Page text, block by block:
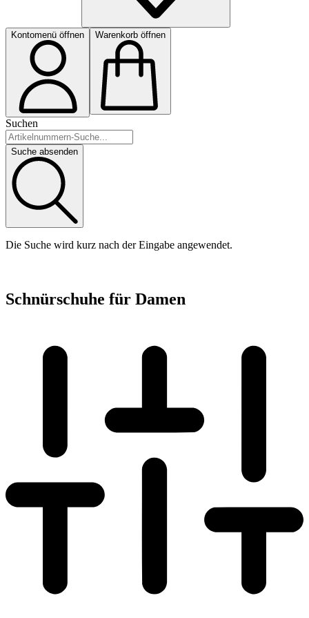
Kontomenü öffnen Warenkorb öffnen
Suchen
Suche absenden
Die Suche wird kurz nach der Eingabe angewendet.
Schnürschuhe für Damen